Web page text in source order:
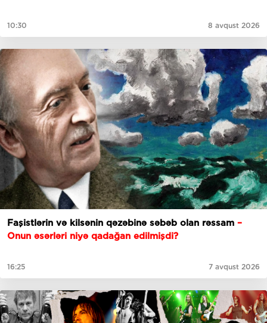
10:30 8 avqust 2026
Faşistlərin və kilsənin qəzəbinə səbəb olan rəssam –
Onun əsərləri niyə qadağan edilmişdi?
16:25 7 avqust 2026